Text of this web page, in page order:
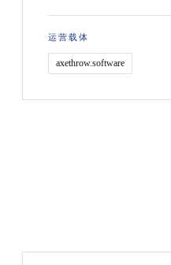
运营载体
axethrow.software